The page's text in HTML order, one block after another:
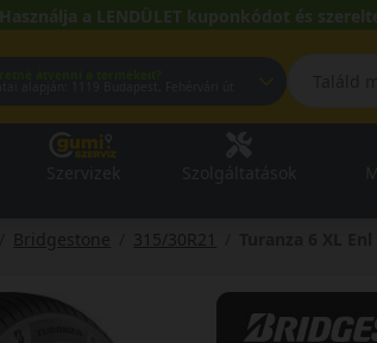
Használja a LENDÜLET kuponkódot és
Bridgestone 315/30R21